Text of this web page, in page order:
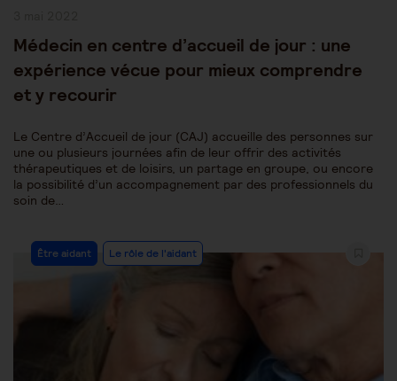
Médecin en centre d’accueil de jour : une
expérience vécue pour mieux comprendre
et y recourir
Le Centre d’Accueil de jour (CAJ) accueille des personnes sur
une ou plusieurs journées afin de leur offrir des activités
thérapeutiques et de loisirs, un partage en groupe, ou encore
la possibilité d’un accompagnement par des professionnels du
soin de…
Post
Category:
Être aidant Le rôle de l'aidant